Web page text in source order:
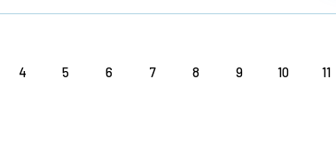
4 5 6 7 8 9 10 11